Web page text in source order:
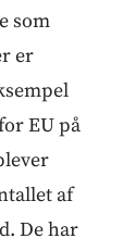
som
er
EU på
af
De har